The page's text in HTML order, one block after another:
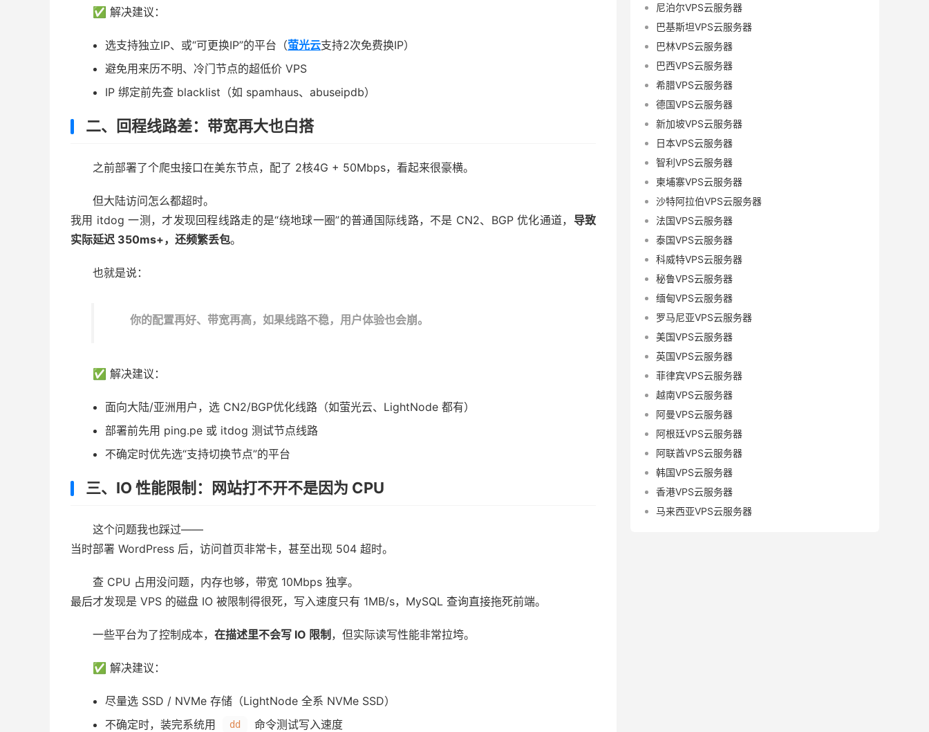
✅ 解决建议：
选支持独立IP、或“可更换IP”的平台（萤光云支持2次免费换IP）
避免用来历不明、冷门节点的超低价 VPS
IP 绑定前先查 blacklist（如 spamhaus、abuseipdb）
二、回程线路差：带宽再大也白搭
之前部署了个爬虫接口在美东节点，配了 2核4G + 50Mbps，看起来很豪横。
但大陆访问怎么都超时。
我用 itdog 一测，才发现回程线路走的是“绕地球一圈”的普通国际线路，不是 CN2、BGP 优化通道， 导致
实际延迟 350ms+，还频繁丢包。
也就是说：
你的配置再好、带宽再高，如果线路不稳，用户体验也会崩。
✅ 解决建议：
面向大陆/亚洲用户，选 CN2/BGP优化线路（如萤光云、LightNode 都有）
部署前先用 ping.pe 或 itdog 测试节点线路
不确定时优先选“支持切换节点”的平台
三、IO 性能限制：网站打不开不是因为 CPU
这个问题我也踩过——
当时部署 WordPress 后，访问首页非常卡，甚至出现 504 超时。
查 CPU 占用没问题，内存也够，带宽 10Mbps 独享。
最后才发现是 VPS 的磁盘 IO 被限制得很死，写入速度只有 1MB/s，MySQL 查询直接拖死前端。
一些平台为了控制成本， 在描述里不会写 IO 限制 ，但实际读写性能非常拉垮。
✅ 解决建议：
尽量选 SSD / NVMe 存储（LightNode 全系 NVMe SSD）
不确定时，装完系统用
dd
命令测试写入速度
尼泊尔VPS云服务器
巴基斯坦VPS云服务器
巴林VPS云服务器
巴西VPS云服务器
希腊VPS云服务器
德国VPS云服务器
新加坡VPS云服务器
日本VPS云服务器
智利VPS云服务器
柬埔寨VPS云服务器
沙特阿拉伯VPS云服务器
法国VPS云服务器
泰国VPS云服务器
科威特VPS云服务器
秘鲁VPS云服务器
缅甸VPS云服务器
罗马尼亚VPS云服务器
美国VPS云服务器
英国VPS云服务器
菲律宾VPS云服务器
越南VPS云服务器
阿曼VPS云服务器
阿根廷VPS云服务器
阿联酋VPS云服务器
韩国VPS云服务器
香港VPS云服务器
马来西亚VPS云服务器